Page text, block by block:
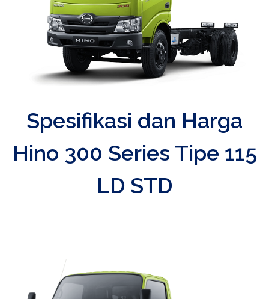
Spesifikasi dan Harga
Hino 300 Series Tipe 115
LD STD